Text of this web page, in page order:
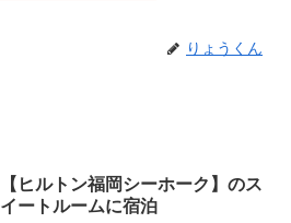
りょうくん
【ヒルトン福岡シーホーク】のス
イートルームに宿泊